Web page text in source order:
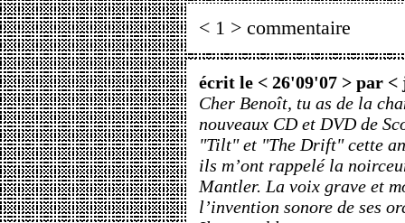
< 1 > commentaire
écrit le < 26'09'07 > par <
Cher Benoît, tu as de la
nouveaux CD et DVD de
"Tilt" et "The Drift" cette
ils m’ont rappelé la
Mantler. La voix grave et
l’invention sonore de ses